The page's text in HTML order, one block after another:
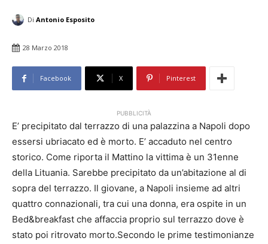
Di Antonio Esposito
28 Marzo 2018
Facebook X Pinterest
PUBBLICITÀ
E’ precipitato dal terrazzo di una palazzina a Napoli dopo
essersi ubriacato ed è morto. E’ accaduto nel centro
storico. Come riporta il Mattino la vittima è un 31enne
della Lituania. Sarebbe precipitato da un’abitazione al di
sopra del terrazzo. Il giovane, a Napoli insieme ad altri
quattro connazionali, tra cui una donna, era ospite in un
Bed&breakfast che affaccia proprio sul terrazzo dove è
stato poi ritrovato morto.Secondo le prime testimonianze